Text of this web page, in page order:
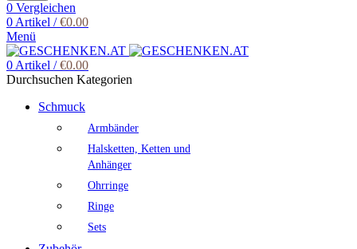
0 Vergleichen
0Artikel / €0.00
Menü
0Artikel / €0.00
Durchsuchen Kategorien
Schmuck
Armbänder
Halsketten, Ketten und
Anhänger
Ohrringe
Ringe
Sets